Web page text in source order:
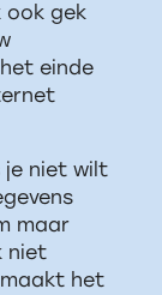
ook gek
einde
je niet wilt
maar
niet
het